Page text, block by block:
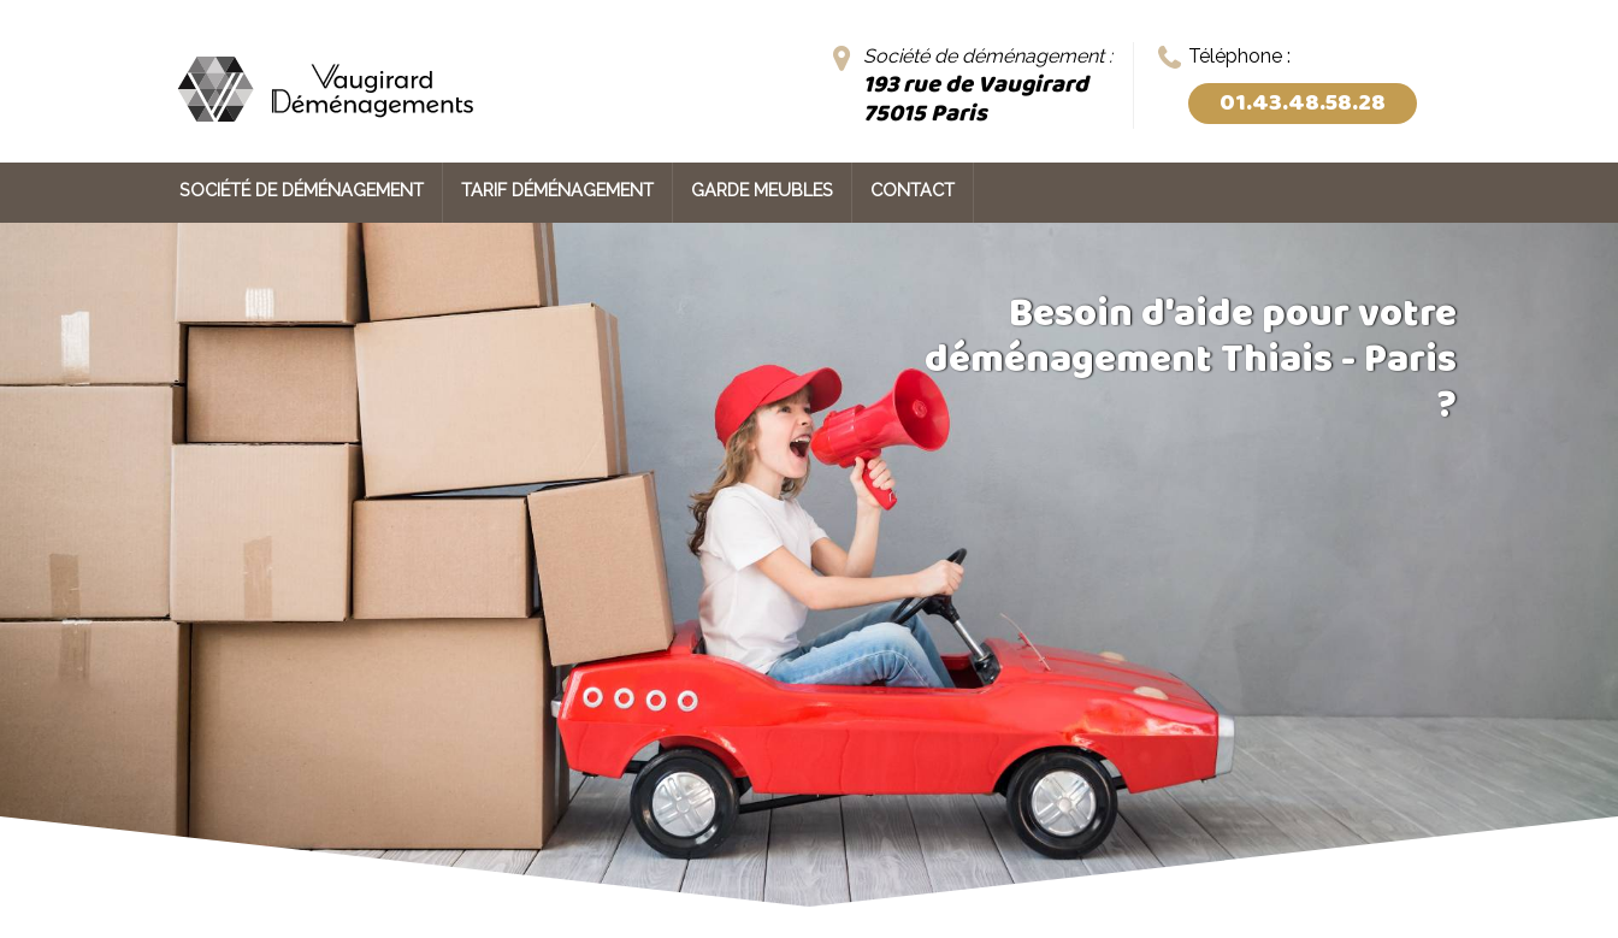
Société de déménagement :
193 rue de Vaugirard
75015Paris
Téléphone :
01.43.48.58.28
SOCIÉTÉ DE DÉMÉNAGEMENT TARIF DÉMÉNAGEMENT GARDE MEUBLES CONTACT
Besoin d'aide pour votre
déménagement Thiais - Paris
?